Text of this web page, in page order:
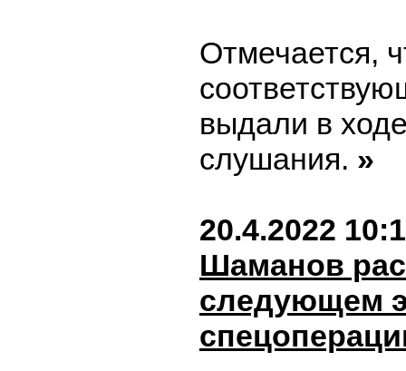
Отмечается,
выдали в
слушания. »
20.4.2022
Шаманов
следующем